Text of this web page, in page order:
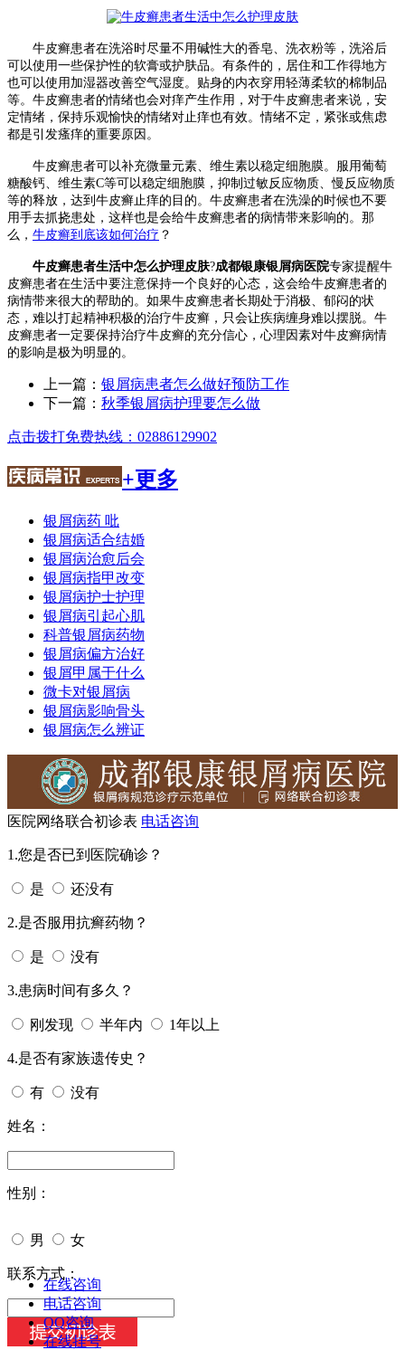
牛皮癣患者在洗浴时尽量不用碱性大的香皂、洗衣粉等，洗浴后
可以使用一些保护性的软膏或护肤品。有条件的，居住和工作得地方
也可以使用加湿器改善空气湿度。贴身的内衣穿用轻薄柔软的棉制品
等。牛皮癣患者的情绪也会对痒产生作用，对于牛皮癣患者来说，安
定情绪，保持乐观愉快的情绪对止痒也有效。情绪不定，紧张或焦虑
都是引发瘙痒的重要原因。
牛皮癣患者可以补充微量元素、维生素以稳定细胞膜。服用葡萄
糖酸钙、维生素C等可以稳定细胞膜，抑制过敏反应物质、慢反应物质
等的释放，达到牛皮癣止痒的目的。牛皮癣患者在洗澡的时候也不要
用手去抓挠患处，这样也是会给牛皮癣患者的病情带来影响的。那
么， 牛皮癣到底该如何治疗 ？
牛皮癣患者生活中怎么护理皮肤?成都银康银屑病医院专家提醒牛
皮癣患者在生活中要注意保持一个良好的心态，这会给牛皮癣患者的
病情带来很大的帮助的。如果牛皮癣患者长期处于消极、郁闷的状
态，难以打起精神积极的治疗牛皮癣，只会让疾病缠身难以摆脱。牛
皮癣患者一定要保持治疗牛皮癣的充分信心，心理因素对牛皮癣病情
的影响是极为明显的。
上一篇： 银屑病患者怎么做好预防工作
下一篇： 秋季银屑病护理要怎么做
点击拨打免费热线：02886129902
+更多
银屑病药 吡
银屑病适合结婚
银屑病治愈后会
银屑病指甲改变
银屑病护士护理
银屑病引起心肌
科普银屑病药物
银屑病偏方治好
银屑甲属于什么
微卡对银屑病
银屑病影响骨头
银屑病怎么辨证
医院网络联合初诊表 电话咨询
1.您是否已到医院确诊？
是 还没有
2.是否服用抗癣药物？
是 没有
3.患病时间有多久？
刚发现 半年内 1年以上
4.是否有家族遗传史？
有 没有
姓名：
性别：
男 女
今天日期：
联系方式：
在线咨询
电话咨询
QQ咨询
在线挂号